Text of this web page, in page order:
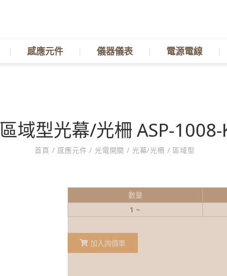
感應元件 儀器儀表 電源電線
區域型光幕/光柵 ASP-1008-
首頁 / 感應元件/ 光電開關/ 光幕/光柵 / 區域型
數量
1 ~
加入詢價車